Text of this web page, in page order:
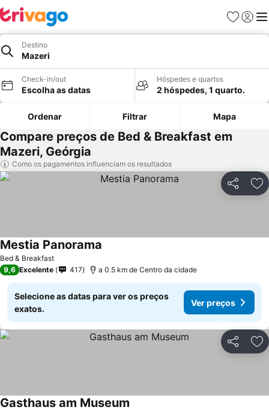
Favoritos
Iniciar
Destino
Mazeri
Check-in/out
Escolha as datas
Hóspedes e quartos
2 hóspedes, 1 quarto.
Ordenar Filtrar Mapa
Compare preços de Bed & Breakfast em
Mazeri, Geórgia
Como os pagamentos influenciam os resultados
Partilhar
Bed & Breakfast
Mestia Panorama
9,6 Excelente 417 a 0.5 km de Centro da cidade
Selecione as datas para ver os preços
exatos.
Ver preços
Partilhar
Gasthaus am Museum